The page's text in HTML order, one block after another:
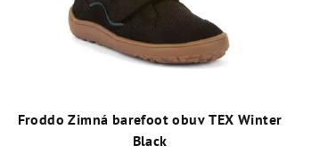
Froddo Zimná barefoot obuv TEX Winter
Black